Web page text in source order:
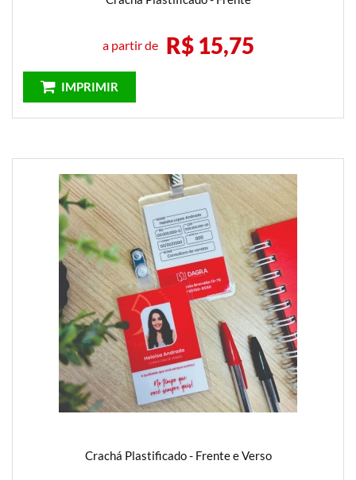
a partir de R$ 15,75
IMPRIMIR
Crachá Plastificado - Frente e Verso